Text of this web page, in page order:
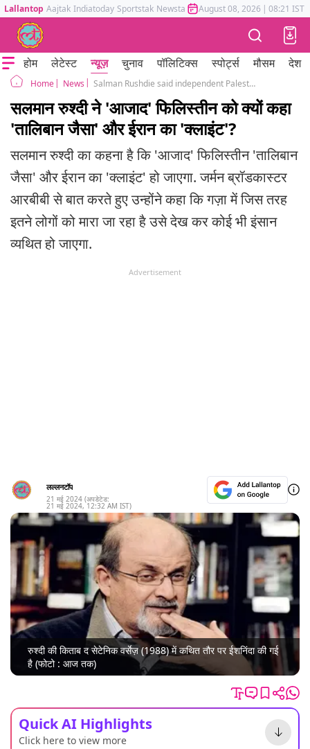
Lallantop Aajtak Indiatoday Sportstak Newstak Mumbai Tak Astrotak
August 08, 2026 | 08:21 IST
होम लेटेस्ट न्यूज़ चुनाव पॉलिटिक्स स्पोर्ट्स मौसम देश
Home News Salman Rushdie said independent Palestine would be 'like Taliban' and a 'client' of Iran
सलमान रुश्दी ने 'आजाद' फिलिस्तीन को क्यों कहा
'तालिबान जैसा' और ईरान का 'क्लाइंट'?
सलमान रुश्दी का कहना है कि 'आजाद' फिलिस्तीन 'तालिबान
जैसा' और ईरान का 'क्लाइंट' हो जाएगा. जर्मन ब्रॉडकास्टर
आरबीबी से बात करते हुए उन्होंने कहा कि गज़ा में जिस तरह
इतने लोगों को मारा जा रहा है उसे देख कर कोई भी इंसान
व्यथित हो जाएगा.
Advertisement
लल्लनटॉप
21 मई 2024 (अपडेटेड:
21 मई 2024, 12:32 AM IST)
रुश्दी की किताब द सेटेनिक वर्सेज़ (1988) में कथित तौर पर ईशनिंदा की गई
है (फोटो : आज तक)
Quick AI Highlights
Click here to view more